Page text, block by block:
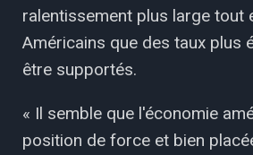
ralentissement plus large tout
Américains que des taux plus
être supportés.
« Il semble que l'économie
position de force et bien